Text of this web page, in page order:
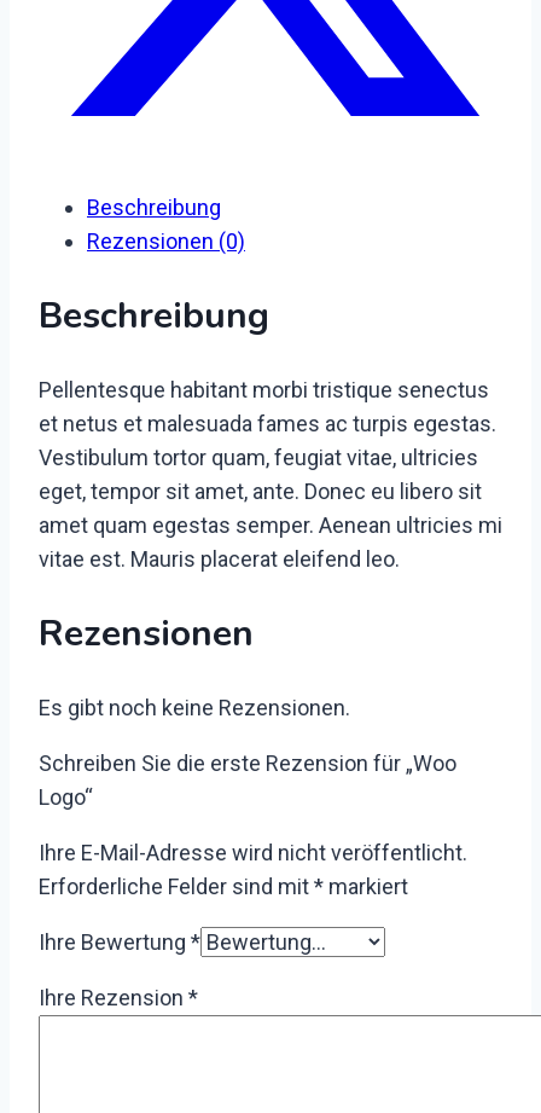
Beschreibung
Rezensionen (0)
Beschreibung
Pellentesque habitant morbi tristique senectus
et netus et malesuada fames ac turpis egestas.
Vestibulum tortor quam, feugiat vitae, ultricies
eget, tempor sit amet, ante. Donec eu libero sit
amet quam egestas semper. Aenean ultricies mi
vitae est. Mauris placerat eleifend leo.
Rezensionen
Es gibt noch keine Rezensionen.
Schreiben Sie die erste Rezension für „Woo
Logo“
Ihre E-Mail-Adresse wird nicht veröffentlicht.
Erforderliche Felder sind mit* markiert
Ihre Bewertung *
Ihre Rezension *